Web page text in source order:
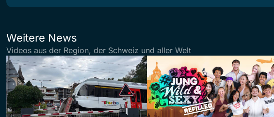
Weitere News
Videos aus der Region, der Schweiz und aller Welt